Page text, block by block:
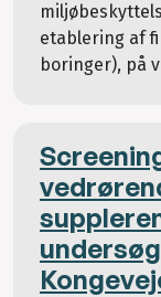
etablering af
boringer), på